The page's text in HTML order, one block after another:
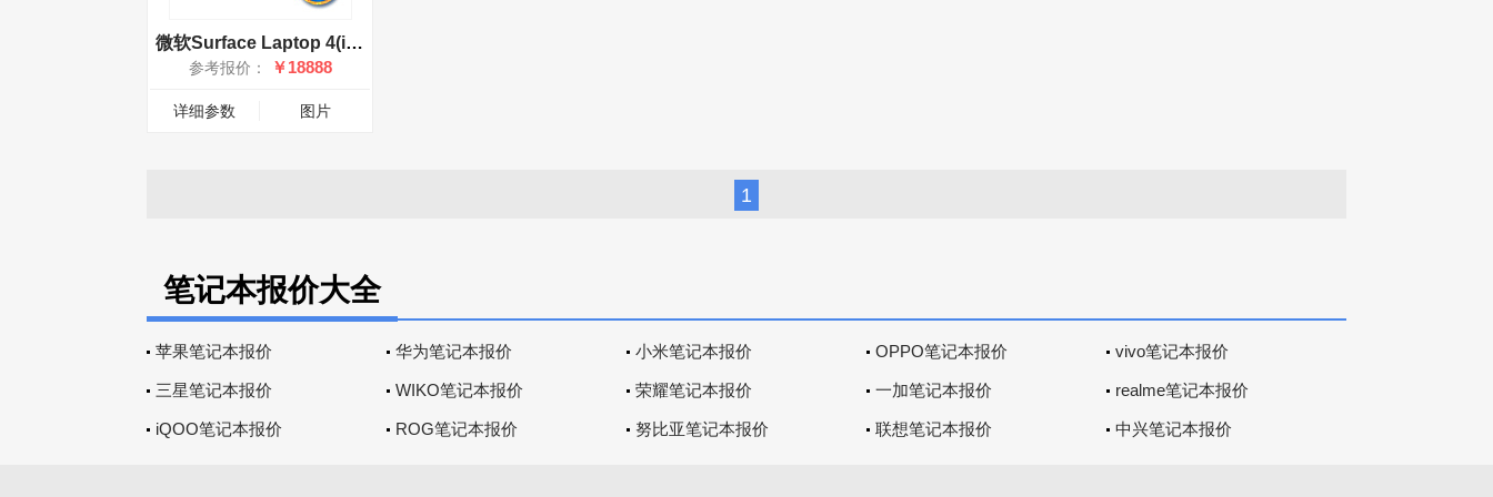
微软Surface Laptop 4(i7 1185G7/32GB/1TB/15英寸)
参考报价： ￥18888
详细参数 图片
1
笔记本报价大全
苹果笔记本报价 华为笔记本报价 小米笔记本报价 OPPO笔记本报价 vivo笔记本报价
三星笔记本报价 WIKO笔记本报价 荣耀笔记本报价 一加笔记本报价 realme笔记本报价
iQOO笔记本报价 ROG笔记本报价 努比亚笔记本报价 联想笔记本报价 中兴笔记本报价